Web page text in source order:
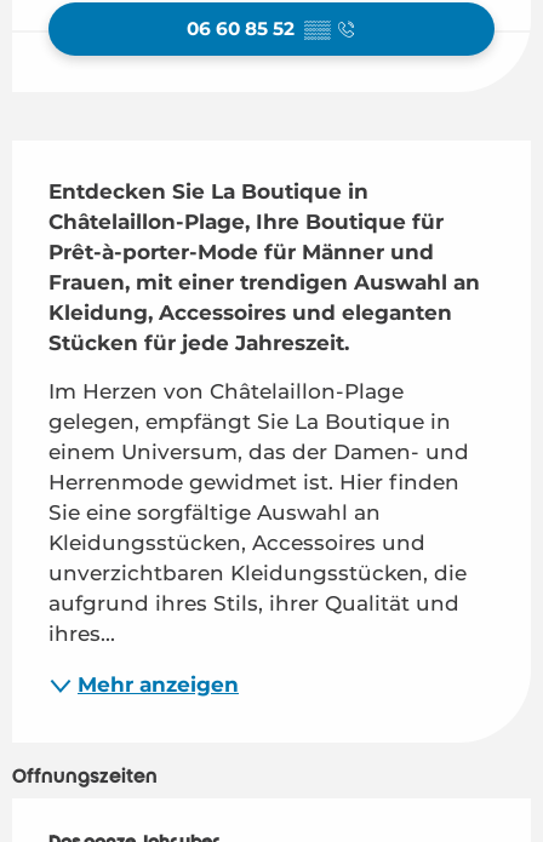
06 60 85 52 ▒▒
Entdecken Sie La Boutique in
Châtelaillon-Plage, Ihre Boutique für
Prêt-à-porter-Mode für Männer und
Frauen, mit einer trendigen Auswahl an
Kleidung, Accessoires und eleganten
Stücken für jede Jahreszeit.
Im Herzen von Châtelaillon-Plage
gelegen, empfängt Sie La Boutique in
einem Universum, das der Damen- und
Herrenmode gewidmet ist. Hier finden
Sie eine sorgfältige Auswahl an
Kleidungsstücken, Accessoires und
unverzichtbaren Kleidungsstücken, die
aufgrund ihres Stils, ihrer Qualität und
ihres...
Mehr anzeigen
Öffnungszeiten